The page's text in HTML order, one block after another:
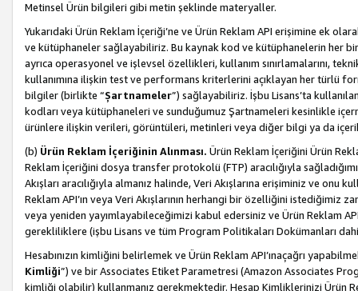
Metinsel Ürün bilgileri gibi metin şeklinde materyaller.
Yukarıdaki Ürün Reklam İçeriği’ne ve Ürün Reklam API erişimine ek
ve kütüphaneler sağlayabiliriz. Bu kaynak kod ve kütüphanelerin her
ayrıca operasyonel ve işlevsel özellikleri, kullanım sınırlamalarını,
kullanımına ilişkin test ve performans kriterlerini açıklayan her türlü
bilgiler (birlikte “Şartnameler”) sağlayabiliriz. İşbu Lisans’ta
kodları veya kütüphaneleri ve sunduğumuz Şartnameleri kesinlikle
ürünlere ilişkin verileri, görüntüleri, metinleri veya diğer bilgi ya da
(b) Ürün Reklam İçeriğinin Alınması. Ürün Reklam İçeriğini Ürün
Reklam İçeriğini dosya transfer protokolü (FTP) aracılığıyla
Akışları aracılığıyla almanız halinde, Veri Akışlarına erişiminiz ve onu
Reklam API’ın veya Veri Akışlarının herhangi bir özelliğini
veya yeniden yayımlayabileceğimizi kabul edersiniz ve Ürün Reklam
gerekliliklere (işbu Lisans ve tüm Program Politikaları Dokümanları
Hesabınızın kimliğini belirlemek ve Ürün Reklam API’ınaçağrı
Kimliği”) ve bir Associates Etiket Parametresi (Amazon Associates
kimliği olabilir) kullanmanız gerekmektedir. Hesap Kimliklerinizi Ürün